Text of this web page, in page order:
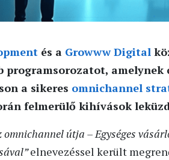
és a Growww Digital
programsorozatot,
a sikeres omnichannel
felmerülő kihívások
omnichannel útja – Egységes
elnevezéssel került